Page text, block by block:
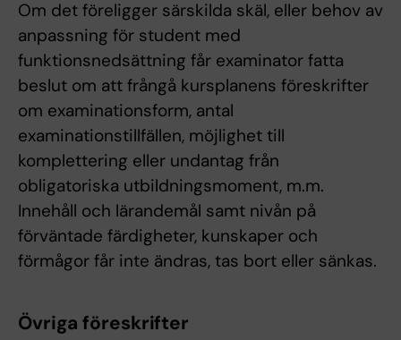
Om det föreligger särskilda skäl, eller behov av
anpassning för student med
funktionsnedsättning får examinator fatta
beslut om att frångå kursplanens föreskrifter
om examinationsform, antal
examinationstillfällen, möjlighet till
komplettering eller undantag från
obligatoriska utbildningsmoment, m.m.
Innehåll och lärandemål samt nivån på
förväntade färdigheter, kunskaper och
förmågor får inte ändras, tas bort eller sänkas.
Övriga föreskrifter